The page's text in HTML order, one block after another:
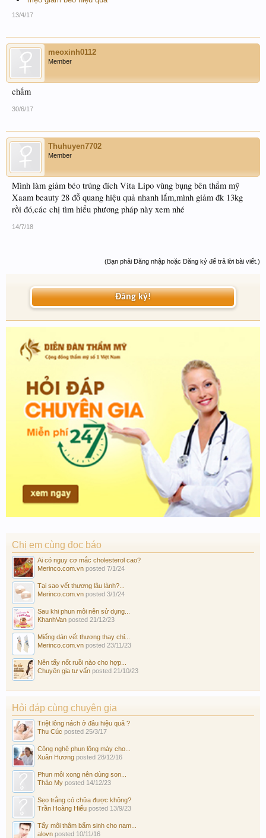
13/4/17
meoxinh0112
Member
chấm
30/6/17
Thuhuyen7702
Member
Mình làm giảm béo trúng đích Vita Lipo vùng bụng bên thẩm mỹ
Xaam beauty 28 đỗ quang hiệu quả nhanh lắm,mình giảm đk 13kg
rồi đó,các chị tìm hiểu phương pháp này xem nhé
14/7/18
(Bạn phải Đăng nhập hoặc Đăng ký để trả lời bài viết.)
Đăng ký!
Chị em cùng đọc báo
Ai có nguy cơ mắc cholesterol cao?
Merinco.com.vn posted 7/1/24
Tại sao vết thương lâu lành?...
Merinco.com.vn posted 3/1/24
Sau khi phun môi nên sử dụng...
KhanhVan posted 21/12/23
Miếng dán vết thương thay chỉ...
Merinco.com.vn posted 23/11/23
Nên tẩy nốt ruồi nào cho hợp...
Chuyên gia tư vấn posted 21/10/23
Hỏi đáp cùng chuyên gia
Triệt lông nách ở đâu hiệu quả ?
Thu Cúc posted 25/3/17
Công nghệ phun lông mày cho...
Xuân Hương posted 28/12/16
Phun môi xong nên dùng son...
Thảo My posted 14/12/23
Sẹo trắng có chữa được không?
Trần Hoàng Hiếu posted 13/9/23
Tẩy môi thâm bẩm sinh cho nam...
alovn posted 10/11/16